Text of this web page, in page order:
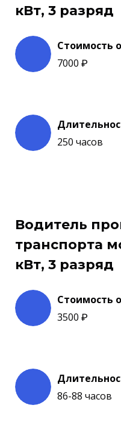
кВт, 3 разряд
Стоимость
7000 ₽
250 часов
Водитель
транспорта
кВт, 3 разряд
Стоимость
3500 ₽
86-88 часов